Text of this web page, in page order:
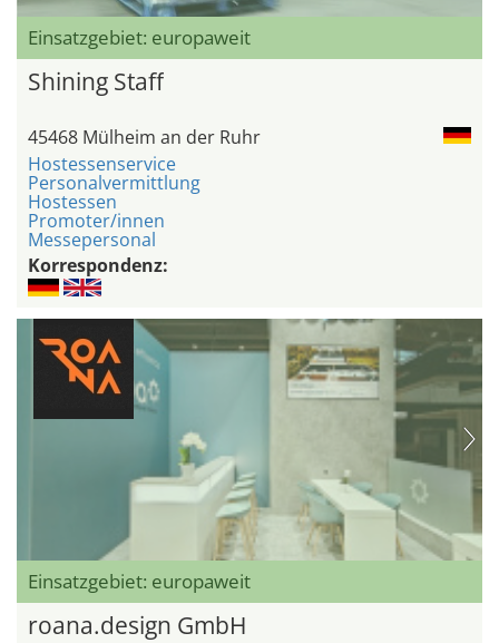
Einsatzgebiet: europaweit
Shining Staff
45468 Mülheim an der Ruhr
Hostessenservice
Personalvermittlung
Hostessen
Promoter/innen
Messepersonal
Korrespondenz:
Einsatzgebiet: europaweit
roana.design GmbH